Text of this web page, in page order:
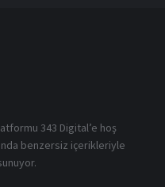
343 Digital’e hoş
benzersiz içerikleriyle